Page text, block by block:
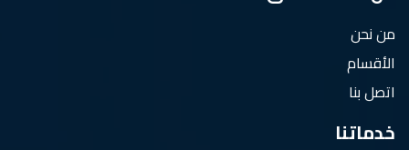
من نحن
الأقسام
اتصل بنا
خدماتنا